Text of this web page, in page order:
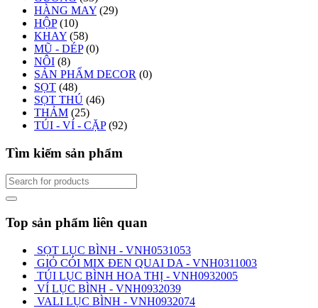
HÀNG MAY (29)
HỘP (10)
KHAY (58)
MŨ - DÉP (0)
NÔI (8)
SẢN PHẨM DECOR (0)
SỌT (48)
SỌT THÚ (46)
THẢM (25)
TÚI - VÍ - CẶP (92)
Tìm kiếm sản phẩm
Top sản phẩm liên quan
SỌT LỤC BÌNH - VNH0531053
GIỎ CÓI MIX ĐEN QUAI DA - VNH0311003
TÚI LỤC BÌNH HOA THỊ - VNH0932005
VÍ LỤC BÌNH - VNH0932039
VALI LỤC BÌNH - VNH0932074